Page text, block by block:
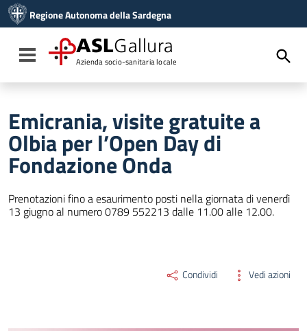
Vai al menu di navigazione
Vai al footer
Regione Autonoma della Sardegna
Toggle navigation
ASLGallura
Azienda socio-sanitaria locale
Emicrania, visite gratuite a
Olbia per l’Open Day di
Fondazione Onda
Prenotazioni fino a esaurimento posti nella giornata di venerdì
13 giugno al numero 0789 552213 dalle 11.00 alle 12.00.
Condividi Vedi azioni